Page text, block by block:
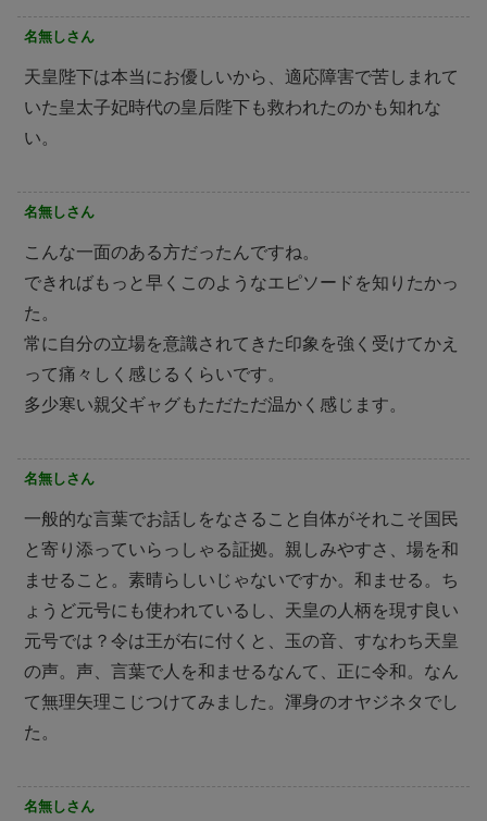
名無しさん
天皇陛下は本当にお優しいから、適応障害で苦しまれて
いた皇太子妃時代の皇后陛下も救われたのかも知れな
い。
名無しさん
こんな一面のある方だったんですね。
できればもっと早くこのようなエピソードを知りたかっ
た。
常に自分の立場を意識されてきた印象を強く受けてかえ
って痛々しく感じるくらいです。
多少寒い親父ギャグもただただ温かく感じます。
名無しさん
一般的な言葉でお話しをなさること自体がそれこそ国民
と寄り添っていらっしゃる証拠。親しみやすさ、場を和
ませること。素晴らしいじゃないですか。和ませる。ち
ょうど元号にも使われているし、天皇の人柄を現す良い
元号では？令は王が右に付くと、玉の音、すなわち天皇
の声。声、言葉で人を和ませるなんて、正に令和。なん
て無理矢理こじつけてみました。渾身のオヤジネタでし
た。
名無しさん